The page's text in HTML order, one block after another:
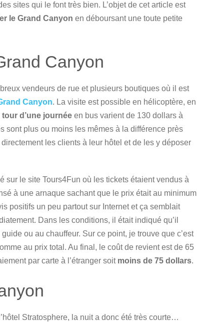
sites qui le font très bien. L’objet de cet article est
le Grand Canyon en déboursant une toute petite
Canyon
vendeurs de rue et plusieurs boutiques où il est
Canyon. La visite est possible en hélicoptère, en
tour d’une journée en bus varient de 130 dollars à
sont plus ou moins les mêmes à la différence près
les clients à leur hôtel et de les y déposer
sur le site Tours4Fun où les tickets étaient vendus à
à une arnaque sachant que le prix était au minimum
positifs un peu partout sur Internet et ça semblait
Dans les conditions, il était indiqué qu’il
ou au chauffeur. Sur ce point, je trouve que c’est
au prix total. Au final, le coût de revient est de 65
par carte à l’étranger soit moins de 75 dollars.
Stratosphere, la nuit a donc été très courte…